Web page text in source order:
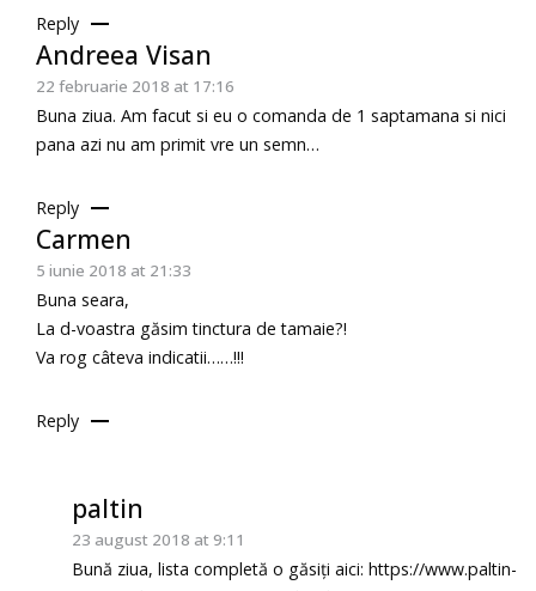
Reply
Andreea Visan
22 februarie 2018 at 17:16
Buna ziua. Am facut si eu o comanda de 1 saptamana si nici
pana azi nu am primit vre un semn…
Reply
Carmen
5 iunie 2018 at 21:33
Buna seara,
La d-voastra găsim tinctura de tamaie?!
Va rog câteva indicatii……!!!
Reply
paltin
23 august 2018 at 9:11
Bună ziua, lista completă o găsiți aici: https://www.paltin-